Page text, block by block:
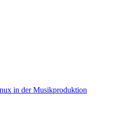
in der Musikproduktion